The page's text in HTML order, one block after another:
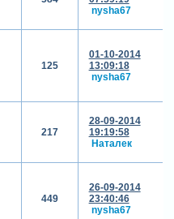
nysha67
125
01-10-2014
13:09:18
nysha67
217
28-09-2014
19:19:58
Наталек
449
26-09-2014
23:40:46
nysha67